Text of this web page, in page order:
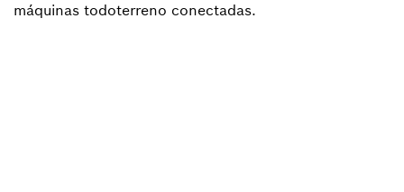
máquinas todoterreno conectadas.